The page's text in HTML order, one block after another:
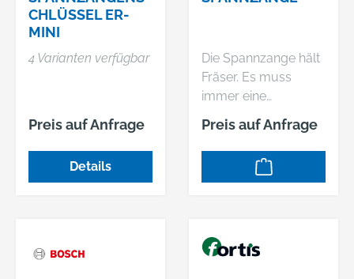
CHLÜSSEL ER-
MINI
4 Varianten verfügbar
Preis auf Anfrage
Details
Die Spannzange hält
Fräser. Es muss
immer eine
Spannzange in der
richtigen Größe
verwendet werden,
um Gefahren
Preis auf Anfrage